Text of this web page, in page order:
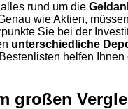
rund um die
wie Aktien,
Sie bei der
unterschiedliche
helfen
großen